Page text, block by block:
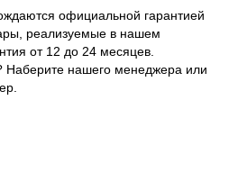
официальной гарантией
реализуемые в нашем
от 12 до 24 месяцев.
Наберите нашего менеджера или